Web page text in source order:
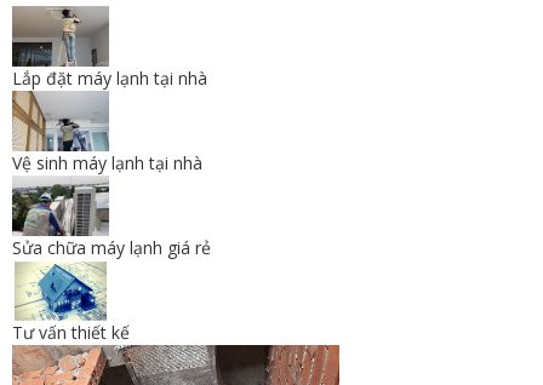
Lắp đặt máy lạnh tại nhà
Vệ sinh máy lạnh tại nhà
Sửa chữa máy lạnh giá rẻ
Tư vấn thiết kế